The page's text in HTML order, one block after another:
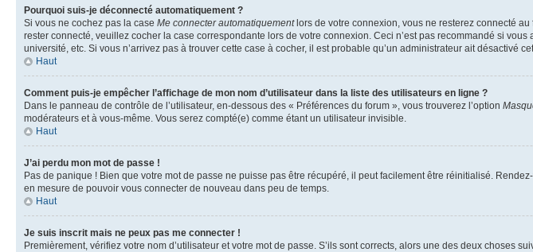
Pourquoi suis-je déconnecté automatiquement ?
Si vous ne cochez pas la case Me connecter automatiquementlors de votre connexion, vous ne resterez connecté au
rester connecté, veuillez cocher la case correspondante lors de votre connexion. Ceci n’est pas recommandé si
université, etc. Si vous n’arrivez pas à trouver cette case à cocher, il est probable qu’un administrateur ait désactivé
Haut
Comment puis-je empêcher l’affichage de mon nom d’utilisateur dans la liste des utilisateurs en ligne ?
Dans le panneau de contrôle de l’utilisateur, en-dessous des « Préférences du forum », vous trouverez l’option
modérateurs et à vous-même. Vous serez compté(e) comme étant un utilisateur invisible.
Haut
J’ai perdu mon mot de passe !
Pas de panique ! Bien que votre mot de passe ne puisse pas être récupéré, il peut facilement être réinitialisé.
en mesure de pouvoir vous connecter de nouveau dans peu de temps.
Haut
Je suis inscrit mais ne peux pas me connecter !
Premièrement, vérifiez votre nom d’utilisateur et votre mot de passe. S’ils sont corrects, alors une des deux choses